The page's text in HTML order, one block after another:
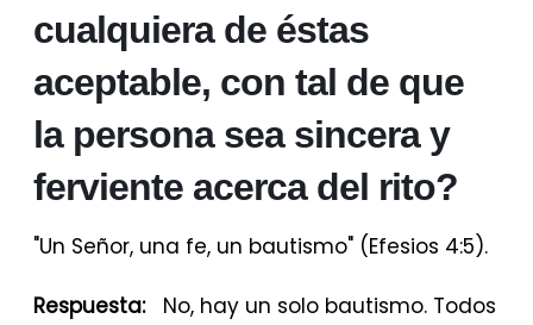
cualquiera de éstas
aceptable, con tal de que
la persona sea sincera y
ferviente acerca del rito?
"Un Señor, una fe, un bautismo" (Efesios 4:5).
Respuesta:No, hay un solo bautismo. Todos